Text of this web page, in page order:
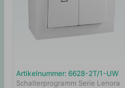
Artikelnummer: 6628-2T/1-UW
Schalterprogramm Serie Lenora